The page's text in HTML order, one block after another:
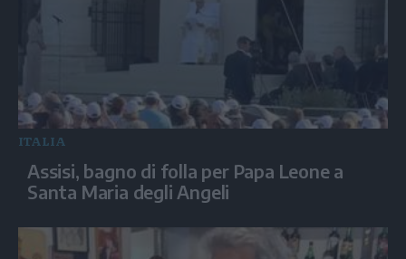
ITALIA
Assisi, bagno di folla per Papa Leone a
Santa Maria degli Angeli